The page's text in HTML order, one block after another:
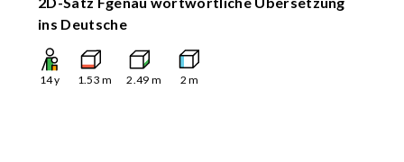
ins Deutsche
14y 1.53 m 2.49 m 2 m